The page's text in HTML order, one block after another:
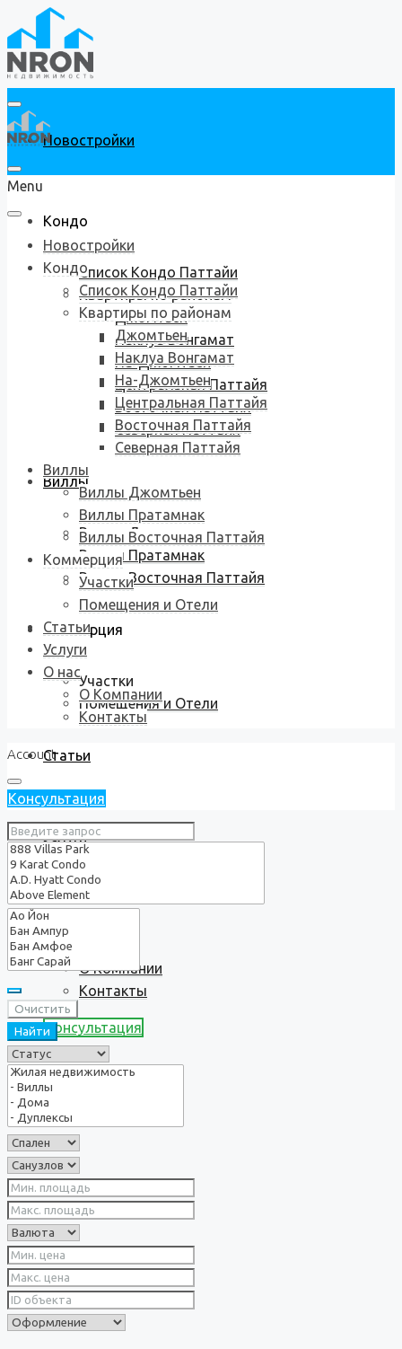
Новостройки
Кондо
Список Кондо Паттайи
Квартиры по районам
Джомтьен
Наклуа Вонгамат
На-Джомтьен
Центральная Паттайя
Восточная Паттайя
Северная Паттайя
Виллы
Виллы Джомтьен
Виллы Пратамнак
Виллы Восточная Паттайя
Коммерция
Участки
Помещения и Отели
Статьи
Услуги
О нас
О Компании
Контакты
Консультация
Menu
Новостройки
Кондо
Список Кондо Паттайи
Квартиры по районам
Джомтьен
Наклуа Вонгамат
На-Джомтьен
Центральная Паттайя
Восточная Паттайя
Северная Паттайя
Виллы
Виллы Джомтьен
Виллы Пратамнак
Виллы Восточная Паттайя
Коммерция
Участки
Помещения и Отели
Статьи
Услуги
О нас
О Компании
Контакты
Account
Консультация
Очистить
Найти